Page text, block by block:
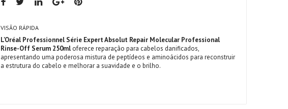
VISÃO RÁPIDA
L'Oréal Professionnel Série Expert Absolut Repair Molecular Professional
Rinse-Off Serum 250mloferece reparação para cabelos danificados,
apresentando uma poderosa mistura de peptídeos e aminoácidos para reconstruir
a estrutura do cabelo e melhorar a suavidade e o brilho.